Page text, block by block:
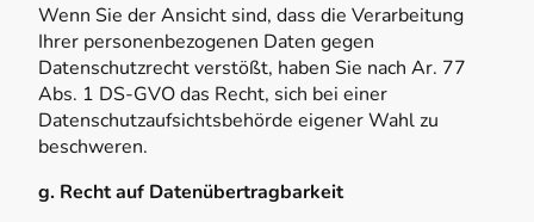
Wenn Sie der Ansicht sind, dass die Verarbeitung
Ihrer personenbezogenen Daten gegen
Datenschutzrecht verstößt, haben Sie nach Ar. 77
Abs. 1 DS-GVO das Recht, sich bei einer
Datenschutzaufsichtsbehörde eigener Wahl zu
beschweren.
g. Recht auf Datenübertragbarkeit